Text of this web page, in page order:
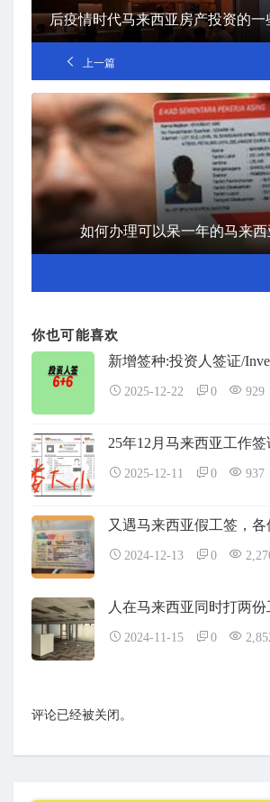
后疫情时代马来西亚房产投资的一
上一篇
如何办理可以呆一年的马来
你也可能喜欢
新增签种:投资人签证/
2025-12-22 0 929
25年12月马来西亚工作
2025-12-11 0 937
又遇马来西亚假工签，
2024-12-13 0
人在马来西亚同时打两份
2024-11-15 0
评论已经被关闭。